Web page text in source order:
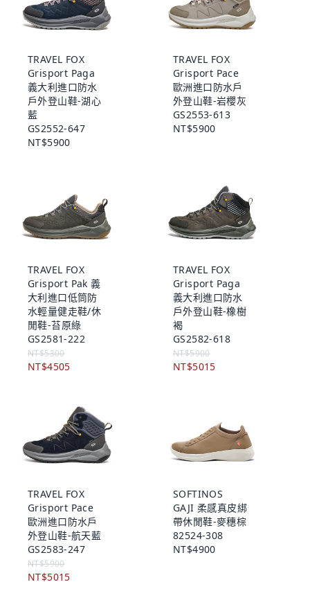
TRAVEL FOX
Grisport Paga
義大利進口防水
戶外登山鞋-湖心
藍
GS2552-647
NT$5900
TRAVEL FOX
Grisport Pace
歐洲進口防水戶
外登山鞋-岩櫻灰
GS2553-613
NT$5900
TRAVEL FOX
Grisport Pak 義
大利進口低筒防
水輕量健走鞋/休
閒鞋-苔原綠
GS2581-222
NT$5300
NT$4505
TRAVEL FOX
Grisport Paga
義大利進口防水
戶外登山鞋-橡樹
褐
GS2582-618
NT$5900
NT$5015
TRAVEL FOX
Grisport Pace
歐洲進口防水戶
外登山鞋-航天藍
GS2583-247
NT$5900
NT$5015
SOFTINOS
GAJI 柔感真皮綁
帶休閒鞋-麥穗棕
82524-308
NT$4900